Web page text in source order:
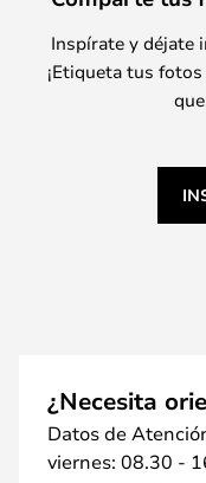
Inspírate y déjate
¡Etiqueta tus
¿Necesita
Datos de
viernes: 08.30 -